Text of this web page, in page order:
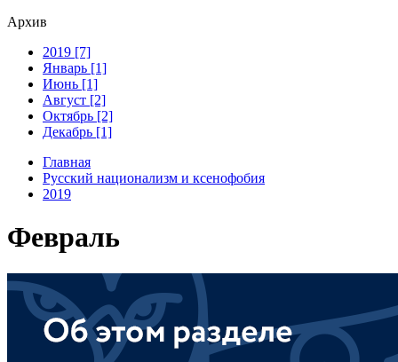
Архив
2019 [7]
Январь [1]
Июнь [1]
Август [2]
Октябрь [2]
Декабрь [1]
Главная
Русский национализм и ксенофобия
2019
Февраль